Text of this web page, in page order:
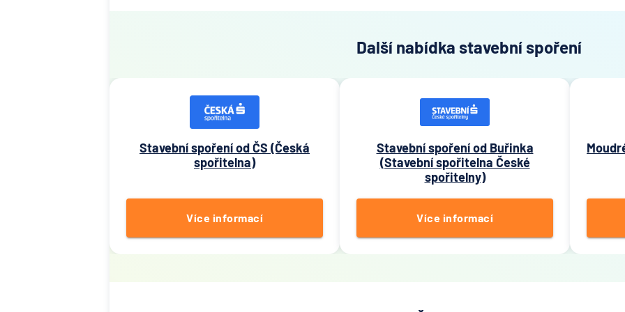
Další nabídka stavební spoření
Stavební spoření od ČS (Česká
spořitelna)
Více informací
Stavební spoření od Buřinka
(Stavební spořitelna České
spořitelny)
Více informací